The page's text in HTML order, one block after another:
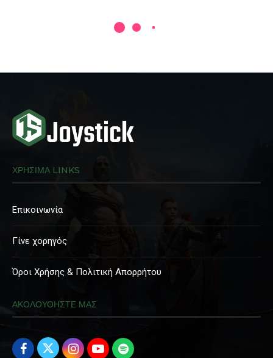
ΧΡΗΣΙΜΑ LINKS
Επικοινωνία
Γίνε χορηγός
Όροι Χρήσης & Πολιτική Απορρήτου
ΑΚΟΛΟΥΘΗΣΤΕ ΜΑΣ